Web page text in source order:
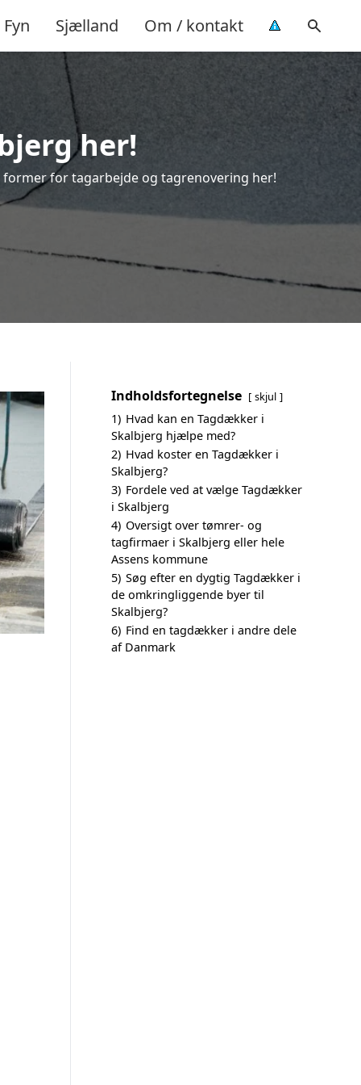
Fyn Sjælland Om / kontakt
her!
for tagarbejde og tagrenovering her!
Indholdsfortegnelse skjul
1) Hvad kan en Tagdækker i
Skalbjerg hjælpe med?
2) Hvad koster en Tagdækker i
Skalbjerg?
3) Fordele ved at vælge Tagdækker
i Skalbjerg
4) Oversigt over tømrer- og
tagfirmaer i Skalbjerg eller hele
Assens kommune
5) Søg efter en dygtig Tagdækker i
de omkringliggende byer til
Skalbjerg?
6) Find en tagdækker i andre dele
af Danmark